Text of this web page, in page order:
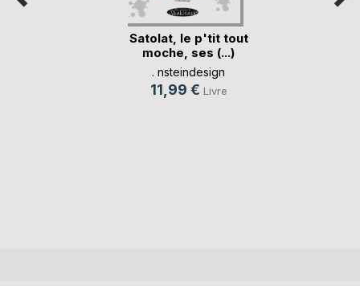
Satolat, le p'tit tout
moche, ses (...)
. nsteindesign
11,99 € Livre